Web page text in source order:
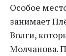
Особое
занимает
Волги,
Молчанова.